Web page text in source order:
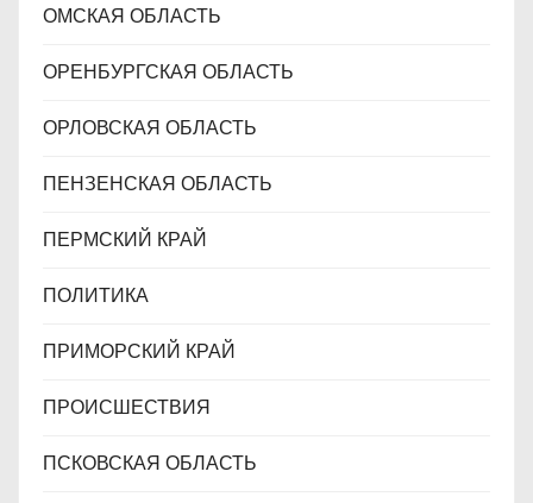
ОМСКАЯ ОБЛАСТЬ
ОРЕНБУРГСКАЯ ОБЛАСТЬ
ОРЛОВСКАЯ ОБЛАСТЬ
ПЕНЗЕНСКАЯ ОБЛАСТЬ
ПЕРМСКИЙ КРАЙ
ПОЛИТИКА
ПРИМОРСКИЙ КРАЙ
ПРОИСШЕСТВИЯ
ПСКОВСКАЯ ОБЛАСТЬ